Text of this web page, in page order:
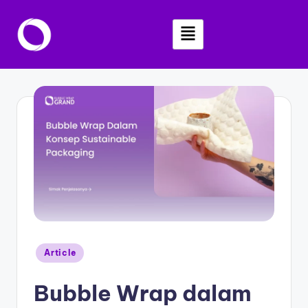
Skip
Article
Bubble Wrap dalam